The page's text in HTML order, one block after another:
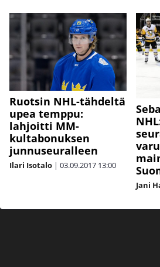
Ruotsin NHL-tähdeltä
upea temppu:
lahjoitti MM-
kultabonuksen
junnuseuralleen
Ilari Isotalo | 03.09.2017 13:00
Jani